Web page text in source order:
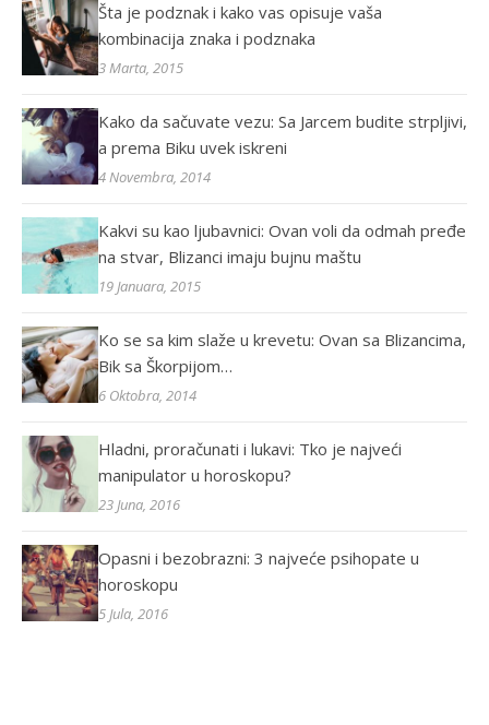
Šta je podznak i kako vas opisuje vaša
kombinacija znaka i podznaka
3 Marta, 2015
Kako da sačuvate vezu: Sa Jarcem budite strpljivi,
a prema Biku uvek iskreni
4 Novembra, 2014
Kakvi su kao ljubavnici: Ovan voli da odmah pređe
na stvar, Blizanci imaju bujnu maštu
19 Januara, 2015
Ko se sa kim slaže u krevetu: Ovan sa Blizancima,
Bik sa Škorpijom…
6 Oktobra, 2014
Hladni, proračunati i lukavi: Tko je najveći
manipulator u horoskopu?
23 Juna, 2016
Opasni i bezobrazni: 3 najveće psihopate u
horoskopu
5 Jula, 2016